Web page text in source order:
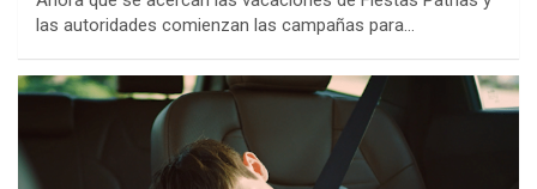
las autoridades comienzan las campañas para…